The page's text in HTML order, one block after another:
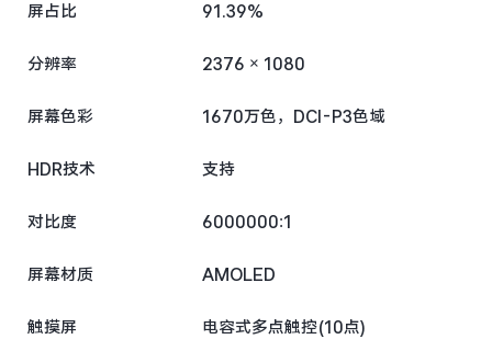
屏占比
分辨率
屏幕色彩
HDR技术
对比度
屏幕材质
触摸屏
91.39%
2376 × 1080
1670万色，DCI-P3色域
支持
6000000:1
AMOLED
电容式多点触控(10点)